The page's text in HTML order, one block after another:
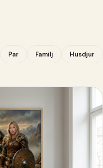
Par Familj Husdjur